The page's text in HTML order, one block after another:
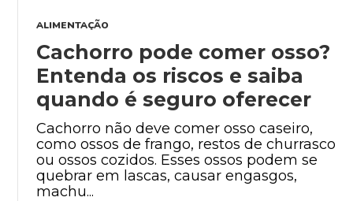
ALIMENTAÇÃO
Cachorro pode comer osso?
Entenda os riscos e saiba
quando é seguro oferecer
Cachorro não deve comer osso caseiro,
como ossos de frango, restos de churrasco
ou ossos cozidos. Esses ossos podem se
quebrar em lascas, causar engasgos,
machu...